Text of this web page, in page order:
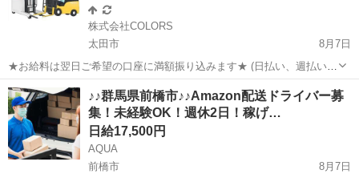
株式会社COLORS
太田市
8月7日
★お給料は翌日ご希望の口座に満額振り込みます★ (日払い、週払い、
月払い選択可能) ◆お仕事内容 自動車部品を扱う倉庫にてフォークリ
フトでの入出荷作業 (乗りっぱなしです♪) ※両方乗れる方大歓迎！(リ
ーチ・カ...
群馬 太田市 倉庫 時給
♪♪群馬県前橋市♪♪Amazon配送ドライバー募
集！未経験OK！週休2日！稼げ…
日給17,500円
AQUA
前橋市
8月7日